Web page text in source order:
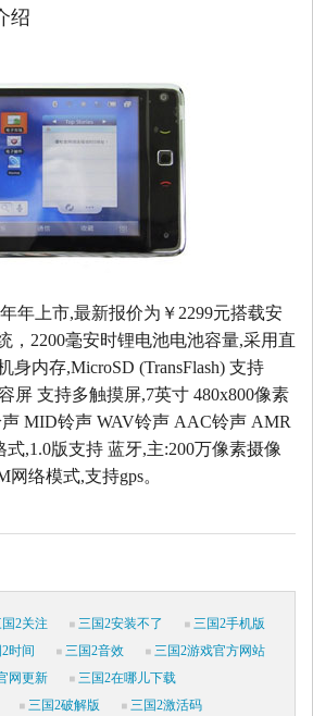
绍
年上市,最新报价为￥2299元搭载安
，2200毫安时锂电池电池容量,采用直
身内存,MicroSD (TransFlash) 支持
屏 支持多触摸屏,7英寸 480x800像素
MID铃声 WAV铃声 AAC铃声 AMR
,1.0版支持 蓝牙,主:200万像素摄像
络模式,支持gps。
2关注 三国2安装不了
三国2手机版
时间 三国2音效
三国2游戏官方网站
网更新
三国2在哪儿下载
三国2破解版
三国2激活码